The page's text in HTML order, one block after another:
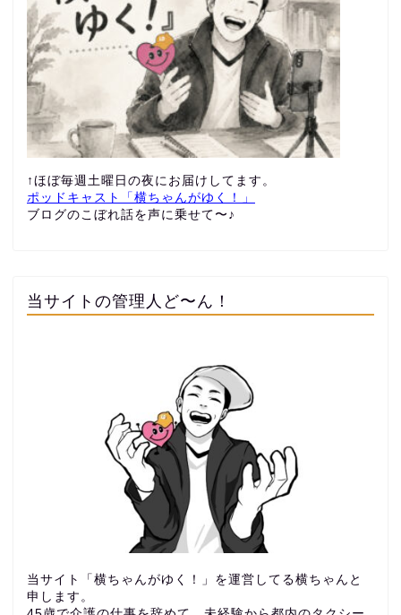
↑ほぼ毎週土曜日の夜にお届けしてます。
ポッドキャスト「横ちゃんがゆく！」
ブログのこぼれ話を声に乗せて〜♪
当サイトの管理人ど〜ん！
当サイト「横ちゃんがゆく！」を運営してる横ちゃんと
申します。